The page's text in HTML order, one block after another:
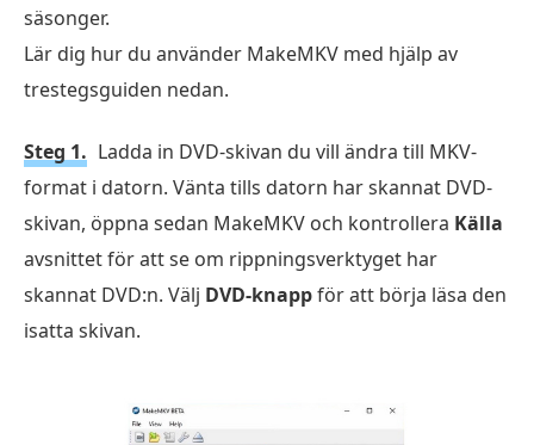
säsonger.
Lär dig hur du använder MakeMKV med hjälp av
trestegsguiden nedan.
Steg 1. Ladda in DVD-skivan du vill ändra till MKV-
format i datorn. Vänta tills datorn har skannat DVD-
skivan, öppna sedan MakeMKV och kontrollera Källa
avsnittet för att se om rippningsverktyget har
skannat DVD:n. Välj DVD-knappför att börja läsa den
isatta skivan.